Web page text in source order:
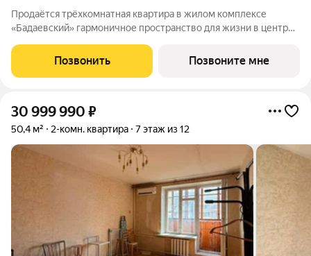
Продаётся трёхкомнатная квартира в жилом комплексе
«Бадаевский» гармоничное пространство для жизни в центре
масштаба и визуальное удовольствие от видов на реку,
«Москва-Сити» и гостиницу Украина.
Позвонить Позвоните мне
30 999 990 ₽
50,4 м² 2-комн. квартира 7 этаж из 12